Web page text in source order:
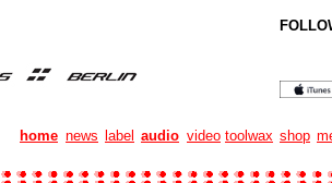
home news label audio video toolwax shop